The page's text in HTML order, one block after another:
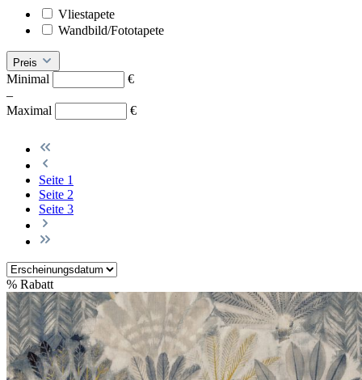
Vliestapete
Wandbild/Fototapete
Preis
Minimal
€
–
Maximal
€
Seite 1
Seite 2
Seite 3
% Rabatt